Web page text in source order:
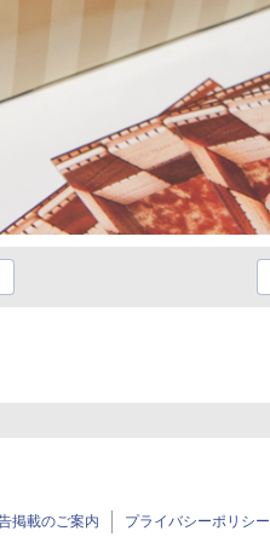
掲載のご案内 プライバシーポリシー